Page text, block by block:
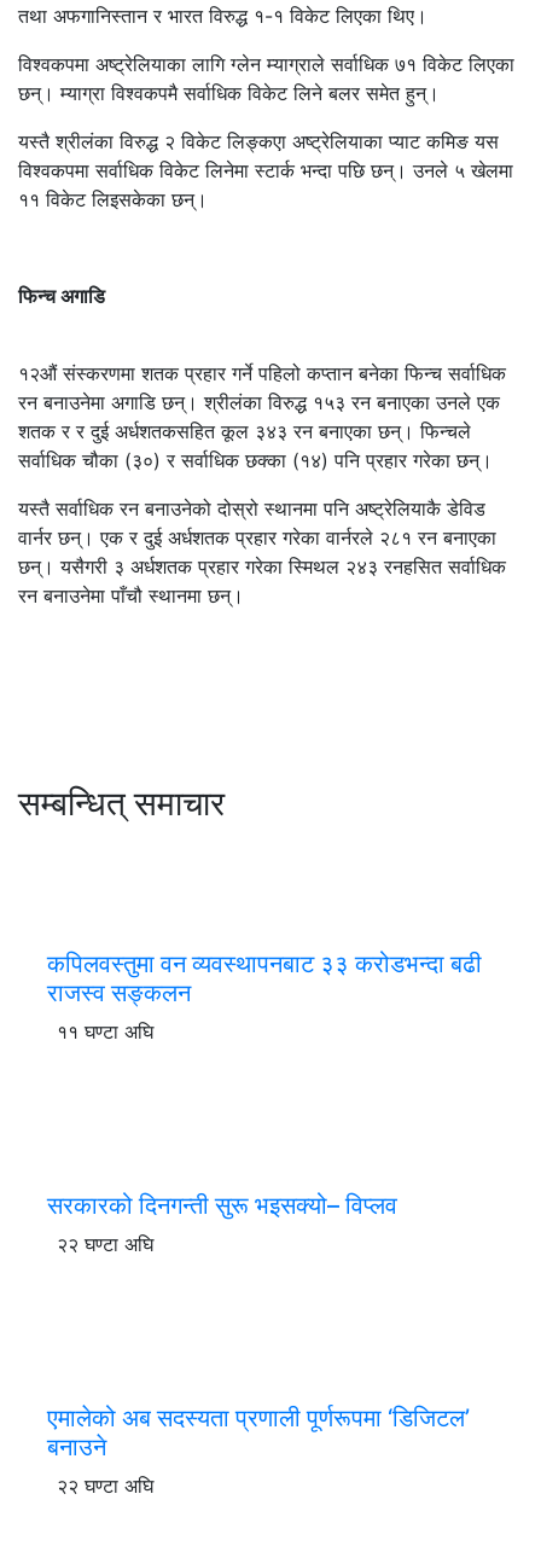
तथा अफगानिस्तान र भारत विरुद्ध १-१ विकेट लिएका थिए।
विश्वकपमा अष्ट्रेलियाका लागि ग्लेन म्याग्राले सर्वाधिक ७१ विकेट लिएका
छन्। म्याग्रा विश्वकपमै सर्वाधिक विकेट लिने बलर समेत हुन्।
यस्तै श्रीलंका विरुद्ध २ विकेट लिङ्कएा अष्ट्रेलियाका प्याट कमिङ यस
विश्वकपमा सर्वाधिक विकेट लिनेमा स्टार्क भन्दा पछि छन्। उनले ५ खेलमा
११ विकेट लिइसकेका छन्।
फिन्च अगाडि
१२औं संस्करणमा शतक प्रहार गर्ने पहिलो कप्तान बनेका फिन्च सर्वाधिक
रन बनाउनेमा अगाडि छन्। श्रीलंका विरुद्ध १५३ रन बनाएका उनले एक
शतक र र दुई अर्धशतकसहित कूल ३४३ रन बनाएका छन्। फिन्चले
सर्वाधिक चौका (३०) र सर्वाधिक छक्का (१४) पनि प्रहार गरेका छन्।
यस्तै सर्वाधिक रन बनाउनेको दोस्रो स्थानमा पनि अष्ट्रेलियाकै डेविड
वार्नर छन्। एक र दुई अर्धशतक प्रहार गरेका वार्नरले २८१ रन बनाएका
छन्। यसैगरी ३ अर्धशतक प्रहार गरेका स्मिथल २४३ रनहसित सर्वाधिक
रन बनाउनेमा पाँचौ स्थानमा छन्।
सम्बन्धित् समाचार
कपिलवस्तुमा वन व्यवस्थापनबाट ३३ करोडभन्दा बढी
राजस्व सङ्कलन
११ घण्टा अघि
सरकारको दिनगन्ती सुरू भइसक्यो– विप्लव
२२ घण्टा अघि
एमालेको अब सदस्यता प्रणाली पूर्णरूपमा ‘डिजिटल’
बनाउने
२२ घण्टा अघि